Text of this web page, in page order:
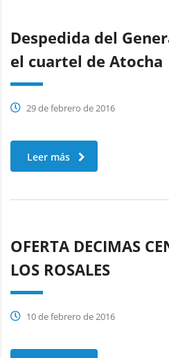
Despedida del
el cuartel de Atocha
29 de febrero de 2016
Leer más
OFERTA DECIMAS
LOS ROSALES
10 de febrero de 2016